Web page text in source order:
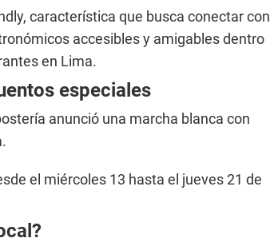
característica que busca conectar con
accesibles y amigables dentro
en Lima.
especiales
anunció una marcha blanca con
el miércoles 13 hasta el jueves 21 de